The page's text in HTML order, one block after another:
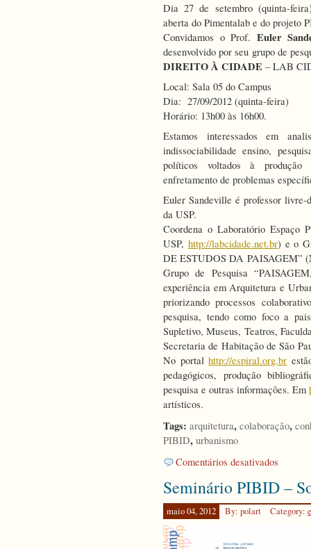
Dia 27 de setembro (quinta-
aberta do Pimentalab e do projeto
Convidamos o Prof. Euler
desenvolvido por seu grupo de
DIREITO À CIDADE – LAB
Local: Sala 05 do Campus
Dia: 27/09/2012 (quinta-feira)
Horário: 13h00 às 16h00.
Estamos interessados em
indissociabilidade ensino,
políticos voltados à produção
enfretamento de problemas
Euler Sandeville é professor livre-
da USP.
Coordena o Laboratório
USP, http://labcidade.net.br) e o
DE ESTUDOS DA PAISAGEM”
Grupo de Pesquisa
experiência em Arquitetura e
priorizando processos
pesquisa, tendo como foco a
Supletivo, Museus, Teatros,
Secretaria de Habitação de São
No portalhttp://espiral.org.br
pedagógicos, produção
pesquisa e outras informações. Em
artísticos.
Tags: arquitetura, colaboração,
PIBID, urbanismo
Comentários desativados
Cidade
Seminário PIBID –
maio 04, 2012 By: polart Category: